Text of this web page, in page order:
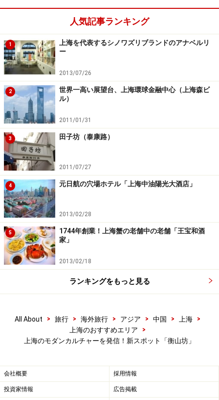
におされて実体店舗が激減していた上海で、コンセプチ
えそうです。
エントランスのショーウィンドウには雑誌のカバーのように
その月のテーマが書かれています。オープニング企画の一つ
として、写真家の森山大道氏にもフィーチャー。
〈DATA〉
■衡山・和集 The Mix Place Dr. White
住所：徐匯区衡山路880号
TEL：021-5424-0100
営業時間：10:00～22:00 無休
アクセス：地下鉄1,9,11号線「徐家匯」駅 匯金百貨出
口より 徒歩2分
>>次ページ：ブックストア以外の3棟の施設も紹介
い。
※海外を訪れる際には最新情報の入手に努め、「
ホームページ
」を確認するなど、安全確保に十分注意を払ってく
人気記事ランキング
1
上海を代表するシノワズリブランドのアナベルリ
ー
2013/07/26
2
世界一高い展望台、上海環球金融中心（上海森ビ
ル）
2011/01/31
3 田子坊（泰康路）
2011/07/27
4 元日航の穴場ホテル「上海中油陽光大酒店」
2013/02/28
5
1744年創業！上海蟹の老舗中の老舗「王宝和酒
家」
2013/02/18
ランキングをもっと見る
All About > 旅行 > 海外旅行 > アジア > 中国 > 上海
>
上海のおすすめエリア
>
上海のモダンカルチャーを発信！新スポット「衡山坊」
会社概要 採用情報
投資家情報 広告掲載